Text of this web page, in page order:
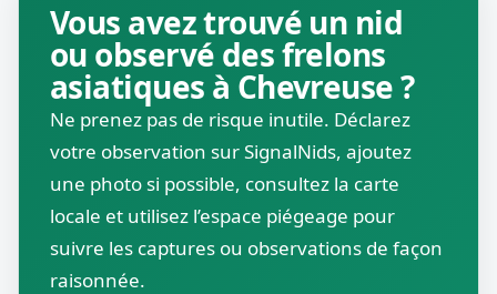
Vous avez trouvé un nid
ou observé des frelons
asiatiques à Chevreuse ?
Ne prenez pas de risque inutile. Déclarez
votre observation sur SignalNids, ajoutez
une photo si possible, consultez la carte
locale et utilisez l’espace piégeage pour
suivre les captures ou observations de façon
raisonnée.